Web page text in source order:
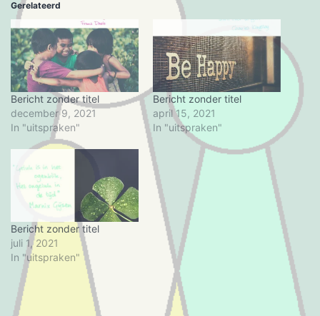
Gerelateerd
Bericht zonder titel
december 9, 2021
In "uitspraken"
Bericht zonder titel
april 15, 2021
In "uitspraken"
Bericht zonder titel
juli 1, 2021
In "uitspraken"